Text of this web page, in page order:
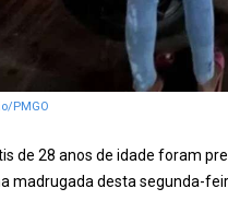
PMGO
de 28 anos de idade foram
madrugada desta segunda-